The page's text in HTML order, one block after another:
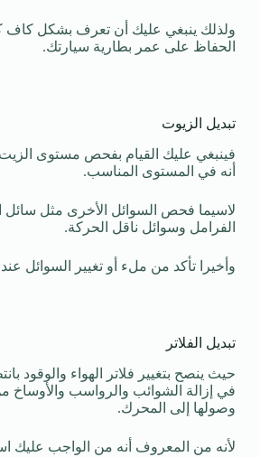
ولذلك ينبغي عليك أن تعرف بشكل كاف
الحفاظ على عمر بطارية سيارتك.
تبديل الزيوت
فينبغي عليك القيام بفحص مستوى الزيت
أنه في المستوى المناسب.
لاسيما فحص السوائل الأخرى مثل سائل
الفرامل وسوائل ناقل الحركة.
وأخيرا تأكد من ملء أو تغيير السوائل
تبديل الفلاتر
حيث ينصح بتغيير فلاتر الهواء والوقود
في إزالة الشوائب والرواسب والأوساخ
وصولها إلى المحرك.
لأنه من المعروف أنه من الواجب عليك